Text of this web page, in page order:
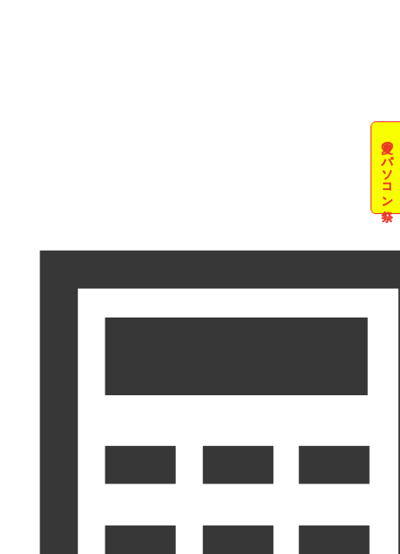
夏のパソコン祭